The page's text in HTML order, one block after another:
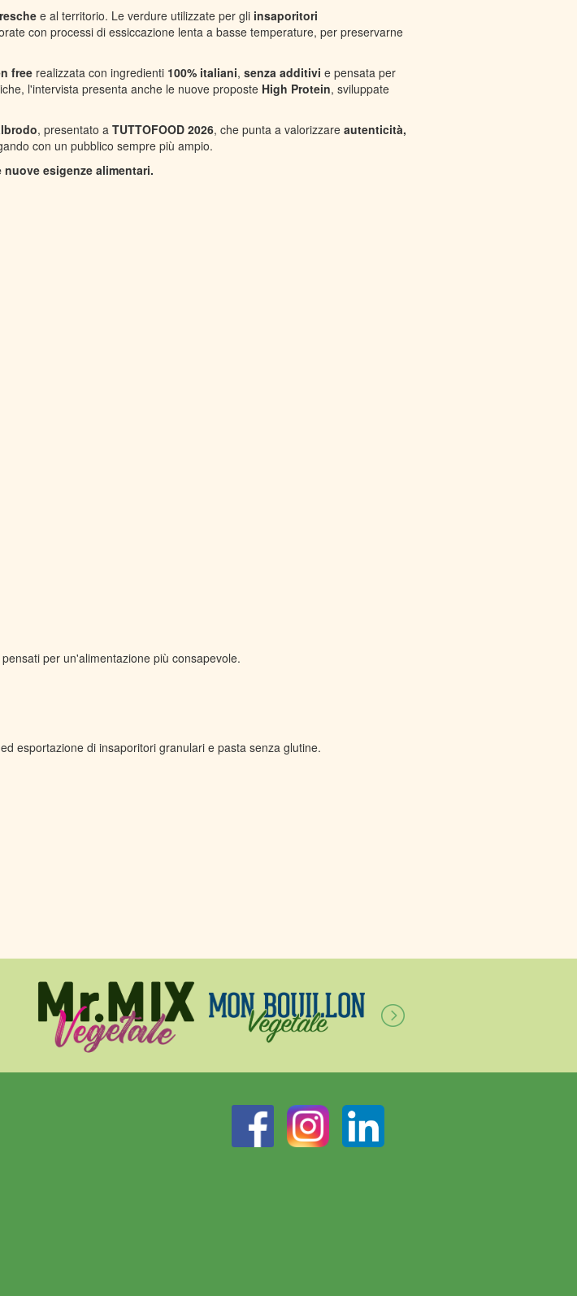
e al territorio. Le verdure utilizzate per gli insaporitori
con processi di essiccazione lenta a basse temperature, per preservarne
free realizzata con ingredienti 100% italiani, senza additivi e pensata per
l'intervista presenta anche le nuove proposte High Protein, sviluppate
, presentato a TUTTOFOOD 2026, che punta a valorizzare autenticità,
con un pubblico sempre più ampio.
esigenze alimentari.
per un'alimentazione più consapevole.
esportazione di insaporitori granulari e pasta senza glutine.